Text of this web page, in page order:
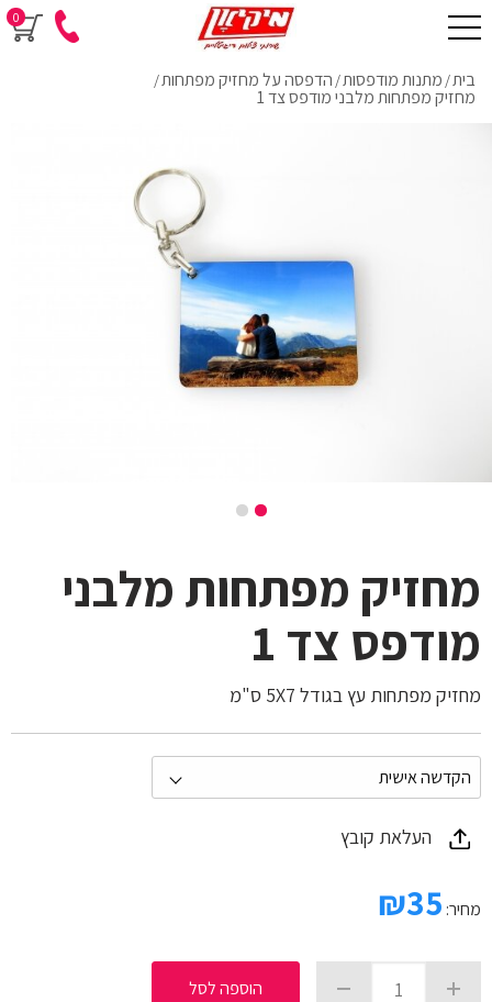
0
בית/ מתנות מודפסות/ הדפסה על מחזיק מפתחות/
מחזיק מפתחות מלבני מודפס צד 1
מחזיק מפתחות מלבני
מודפס צד 1
מחזיק מפתחות עץ בגודל 5X7 ס"מ
העלאת קובץ
מחיר: ₪35
הוספה לסל